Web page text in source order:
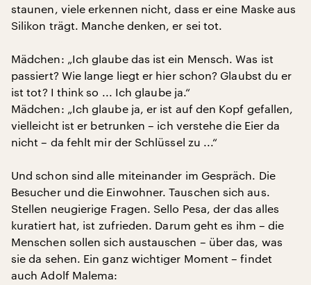
staunen, viele erkennen nicht, dass er eine Maske aus
Silikon trägt. Manche denken, er sei tot.
Mädchen: „Ich glaube das ist ein Mensch. Was ist
passiert? Wie lange liegt er hier schon? Glaubst du er
ist tot? I think so ... Ich glaube ja.“
Mädchen: „Ich glaube ja, er ist auf den Kopf gefallen,
vielleicht ist er betrunken – ich verstehe die Eier da
nicht – da fehlt mir der Schlüssel zu ...“
Und schon sind alle miteinander im Gespräch. Die
Besucher und die Einwohner. Tauschen sich aus.
Stellen neugierige Fragen. Sello Pesa, der das alles
kuratiert hat, ist zufrieden. Darum geht es ihm – die
Menschen sollen sich austauschen – über das, was
sie da sehen. Ein ganz wichtiger Moment – findet
auch Adolf Malema: